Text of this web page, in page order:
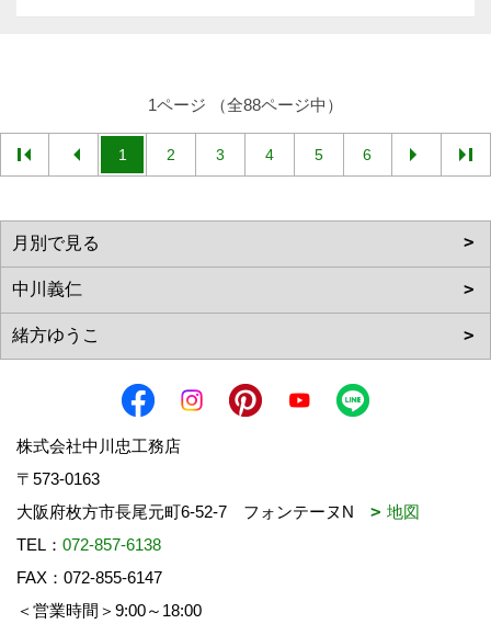
1ページ （全88ページ中）
1 2 3 4 5 6
株式会社中川忠工務店
〒573-0163
大阪府枚方市長尾元町6-52-7 フォンテーヌN
地図
TEL： 072-857-6138
FAX：072-855-6147
＜営業時間＞9:00～18:00